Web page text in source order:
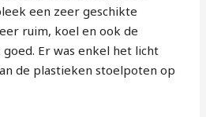
een zeer geschikte
ruim, koel en ook de
Er was enkel het licht
de plastieken stoelpoten op